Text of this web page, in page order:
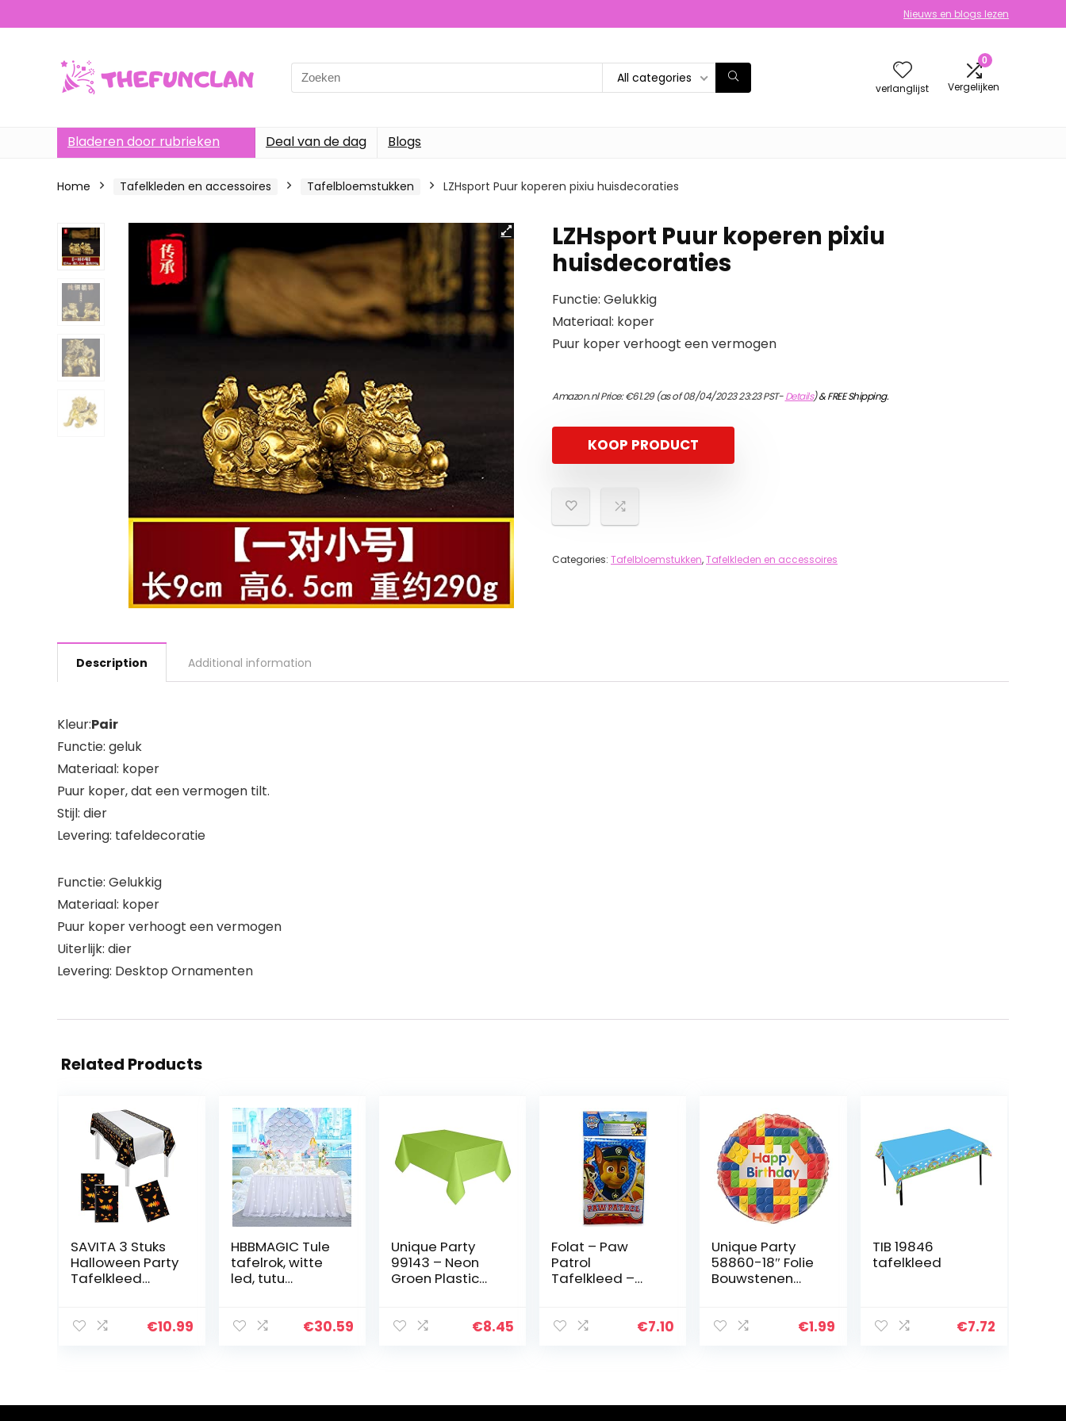
Nieuws en blogs lezen
Search
for:
All categories
verlanglijst
0
Vergelijken
Bladeren door rubrieken Deal van de dag Blogs
Home Tafelkleden en accessoires Tafelbloemstukken LZHsport Puur koperen pixiu huisdecoraties
LZHsport Puur koperen pixiu
huisdecoraties
Functie: Gelukkig
Materiaal: koper
Puur koper verhoogt een vermogen
Amazon.nl Price:€61.29(as of 08/04/2023 23:23 PST-Details)&FREE Shipping.
KOOP PRODUCT
Categories: Tafelbloemstukken,Tafelkleden en accessoires
Description Additional information
Kleur:Pair
Functie: geluk
Materiaal: koper
Puur koper, dat een vermogen tilt.
Stijl: dier
Levering: tafeldecoratie
Functie: Gelukkig
Materiaal: koper
Puur koper verhoogt een vermogen
Uiterlijk: dier
Levering: Desktop Ornamenten
Related Products
SAVITA 3 Stuks
Halloween Party
Tafelkleed
Rechthoek
€10.99
HBBMAGIC Tule
tafelrok, witte
led, tutu
snoeptafel,€30.59
Unique Party
99143 – Neon
Groen Plastic
€8.45
Folat – Paw
Patrol
Tafelkleed –
€7.10
Unique Party
58860-18″ Folie
Bouwstenen
€1.99
TIB 19846
tafelkleed
€7.72